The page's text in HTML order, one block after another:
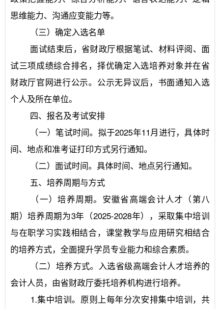
思维能力、沟通应变能力等。
	（三）确定入选名单
试三项成绩综合排名，择优确定入选培养对象并在省
财政厅官网进行公示。公示无异议后，书面通知入选
个人及所在单位。
	四、报名及考试安排
间、地点和准考证打印方式另行通知。
	（二）面试时间。具体时间、地点另行通知。
	五、培养周期与方式
期）培养周期为3年（2025-2028年），采取集中培训
与在职学习实践相结合，课堂教学与应用研究相结合
的培养方式，全面提升学员专业能力和综合素质。
会计人员，由省财政厅委托培养机构进行培养。